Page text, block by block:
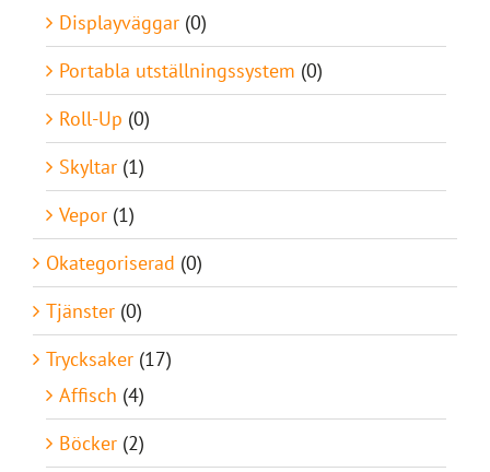
Displayväggar (0)
Portabla utställningssystem (0)
Roll-Up (0)
Skyltar (1)
Vepor (1)
Okategoriserad (0)
Tjänster (0)
Trycksaker (17)
Affisch (4)
Böcker (2)